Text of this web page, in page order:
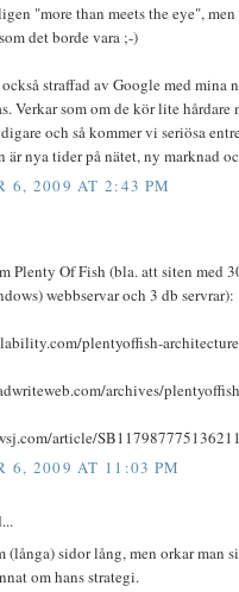
"more than meets the eye",
det borde vara ;-)
straffad av Google med mina
Verkar som om de kör lite
och så kommer vi seriösa
är nya tider på nätet, ny marknad
6, 2009 AT 2:43 PM
Plenty Of Fish (bla. att siten med
webbservar och 3 db servrar):
plentyoffish-architecture
archives/
article/
6, 2009 AT 11:03 PM
(långa) sidor lång, men orkar man
om hans strategi.